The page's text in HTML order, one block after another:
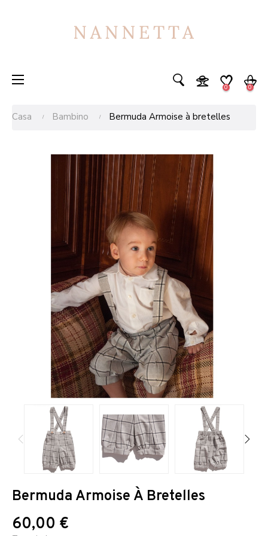
navigazione
☰ 0 0
Casa Bambino Bermuda Armoise à bretelles
Bermuda Armoise À Bretelles
60,00 €